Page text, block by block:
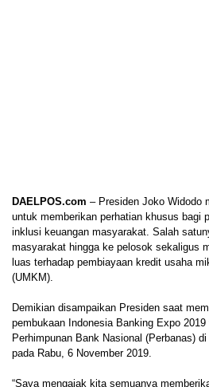
DAELPOS.com – Presiden Joko Widodo
untuk memberikan perhatian khusus bagi
inklusi keuangan masyarakat. Salah
masyarakat hingga ke pelosok sekaligus
luas terhadap pembiayaan kredit usaha
(UMKM).
Demikian disampaikan Presiden saat
pembukaan Indonesia Banking Expo
Perhimpunan Bank Nasional (Perbanas)
pada Rabu, 6 November 2019.
“Saya mengajak kita semuanya